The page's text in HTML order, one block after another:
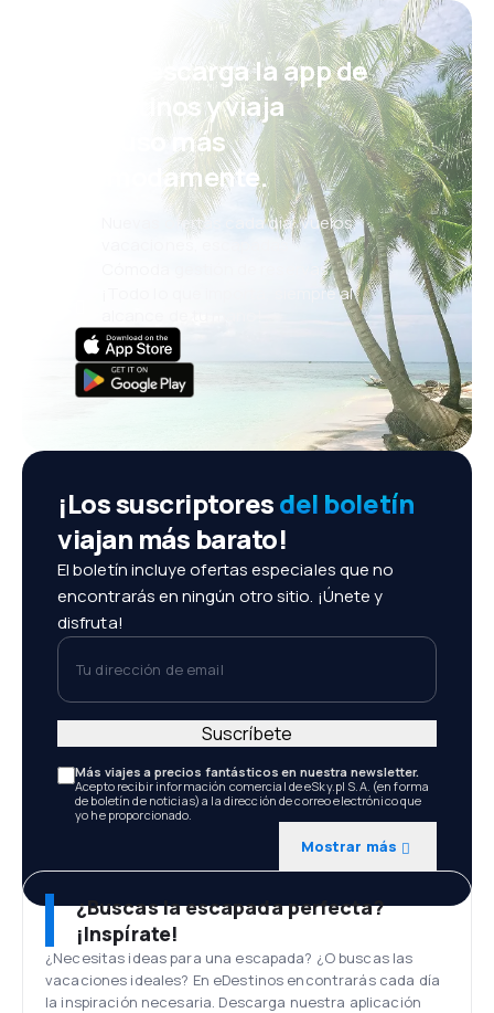
¡Eh! Descarga la app de
eDestinos y viaja
incluso más
cómodamente.
Nuevas ofertas cada día: vuelos,
vacaciones, escapadas
Cómoda gestión de reservas
¡Todo lo que importa, siempre al
¡Los suscriptoresdel boletín
viajan más barato!
El boletín incluye ofertas especiales que no
encontrarás en ningún otro sitio. ¡Únete y
disfruta!
Tu dirección de email
Más viajes a precios fantásticos en nuestra newsletter.
Acepto recibir información comercial de eSky.pl S.A. (en forma
de boletín de noticias) a la dirección de correo electrónico que
yo he proporcionado.
Mostrar más
Suscríbete
¿Buscas la escapada perfecta?
¡Inspírate!
¿Necesitas ideas para una escapada? ¿O buscas las
vacaciones ideales? En eDestinos encontrarás cada día
la inspiración necesaria. Descarga nuestra aplicación